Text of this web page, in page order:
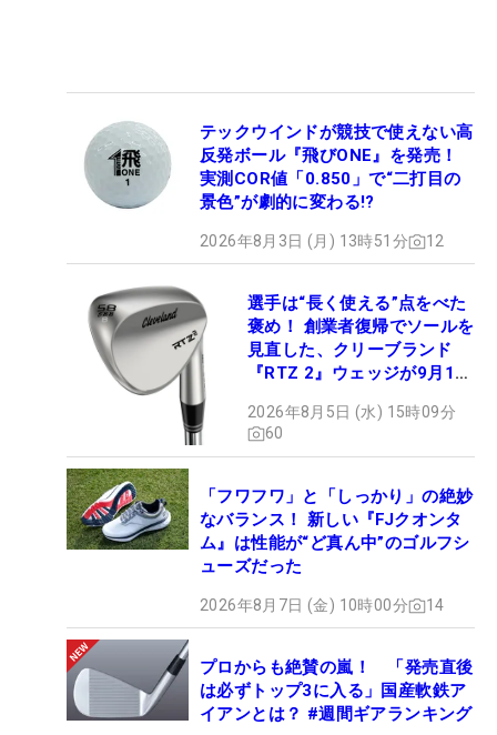
テックウインドが競技で使えない高
反発ボール『飛びONE』を発売！
実測COR値「0.850」で“二打目の
景色”が劇的に変わる!?
2026年8月3日 (月) 13時51分 12
選手は“長く使える”点をべた
褒め！ 創業者復帰でソールを
見直した、クリーブランド
『RTZ 2』ウェッジが9月12
2026年8月5日 (水) 15時09分
60
「フワフワ」と「しっかり」の絶妙
なバランス！ 新しい『FJクオンタ
ム』は性能が“ど真ん中”のゴルフシ
ューズだった
2026年8月7日 (金) 10時00分 14
プロからも絶賛の嵐！ 「発売直後
は必ずトップ3に入る」国産軟鉄ア
イアンとは？ #週間ギアランキング